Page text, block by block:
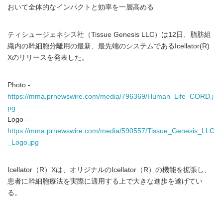
おいて全体的なインパクトと効率を一層高める
ティシュージェネシス社（Tissue Genesis LLC）は12日、脂肪組
織内の幹細胞分離用の最新、最先端のシステムであるIcellator(R)
Xのリリースを発表した。
Photo -
https://mma.prnewswire.com/media/796369/Human_Life_CORD.j
pg
Logo -
https://mma.prnewswire.com/media/590557/Tissue_Genesis_LLC
_Logo.jpg
Icellator（R）Xは、オリジナルのIcellator（R）の機能を拡張し、
患者に幹細胞療法を実際に適用する上で大きな進歩を遂げてい
る。